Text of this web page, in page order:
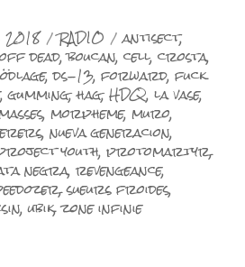
Catégories
RADIO Étiquettes
antisect,
dead,boucan,cell,crosta,
,ds-13,forward,fuck
,gumming,hag,HDQ,la vase,
,morpheme,muro,
,nueva generacion,
youth,protomartyr,
negra,revengeance,
,sueurs froides,
,ubik,zone infinie